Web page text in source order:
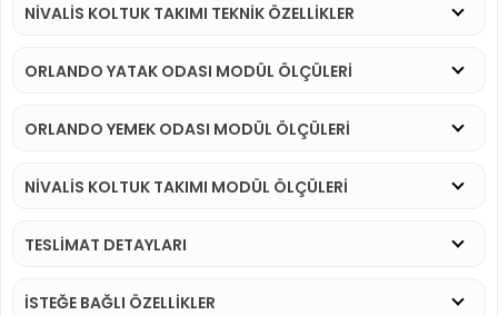
NIVALIS KOLTUK TAKIMI TEKNİK ÖZELLİKLER
ORLANDO YATAK ODASI MODÜL ÖLÇÜLERİ
ORLANDO YEMEK ODASI MODÜL ÖLÇÜLERİ
NIVALIS KOLTUK TAKIMI MODÜL ÖLÇÜLERİ
TESLİMAT DETAYLARI
İSTEĞE BAĞLI ÖZELLİKLER